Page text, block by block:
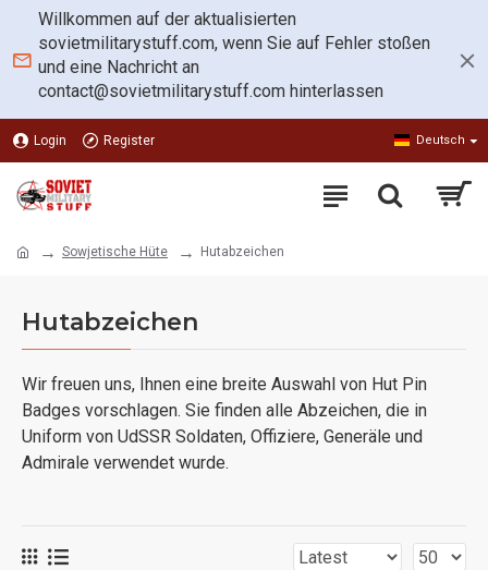
Willkommen auf der aktualisierten
sovietmilitarystuff.com, wenn Sie auf Fehler stoßen
und eine Nachricht an
contact@sovietmilitarystuff.com hinterlassen
Login Register Deutsch
Sowjetische Hüte Hutabzeichen
Hutabzeichen
Wir freuen uns, Ihnen eine breite Auswahl von Hut Pin
Badges vorschlagen. Sie finden alle Abzeichen, die in
Uniform von UdSSR Soldaten, Offiziere, Generäle und
Admirale verwendet wurde.